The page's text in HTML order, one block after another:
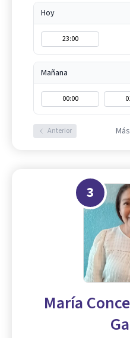
Hoy
23:00
Mañana
00:00
Anterior
3
María